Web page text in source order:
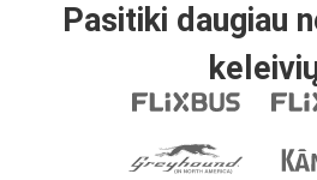
Pasitiki daugiau